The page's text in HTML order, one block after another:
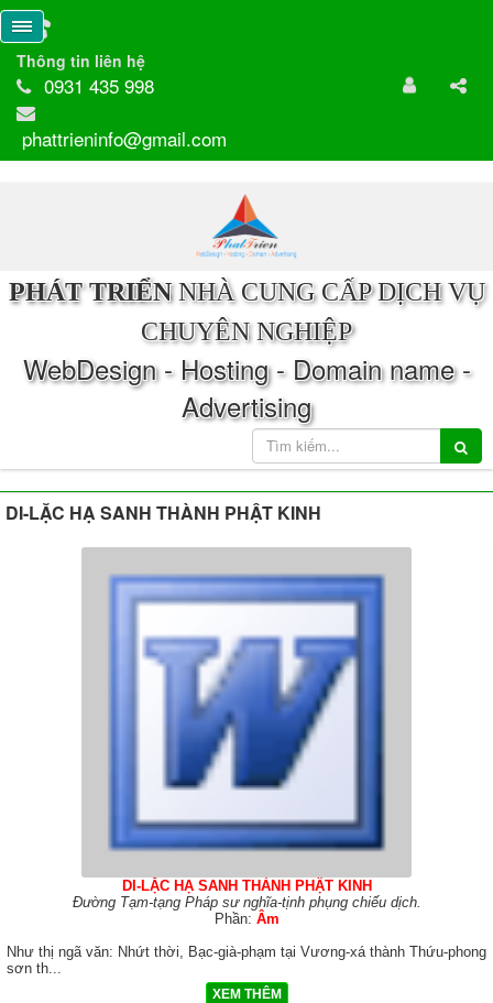
Thông tin liên hệ
0931 435 998
phattrieninfo@gmail.com
PHÁT TRIỂNNHÀ CUNG CẤP DỊCH VỤ
CHUYÊN NGHIỆP
WebDesign - Hosting - Domain name -
Advertising
DI-LẶC HẠ SANH THÀNH PHẬT KINH
DI-LẶC HẠ SANH THÀNH PHẬT KINH
Đường Tạm-tạng Pháp sư nghĩa-tịnh phụng chiếu dịch.
Phần: Âm
Như thị ngã văn: Nhứt thời, Bạc-già-phạm tại Vương-xá thành Thứu-phong
sơn th...
XEM THÊM